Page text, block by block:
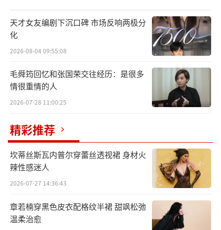
最终诠释相爱真谛，更添了些许浪漫色彩，相
信爱能够跨越一切，灵魂契合的人总会在迈过
重重阻隔后再度相遇。
天才女友编剧下沉口碑 市场反响两极分
化
2026-08-04 09:55:08
毛舜筠回忆和张国荣交往经历：是很多
情很重情的人
2026-07-28 11:00:25
精彩推荐
坎蒂丝斯瓦内普尔穿蕾丝透视裙 身材火
辣性感迷人
2026-07-27 14:36:43
章若楠穿黑色皮衣配格纹半裙 甜飒松弛
温柔治愈